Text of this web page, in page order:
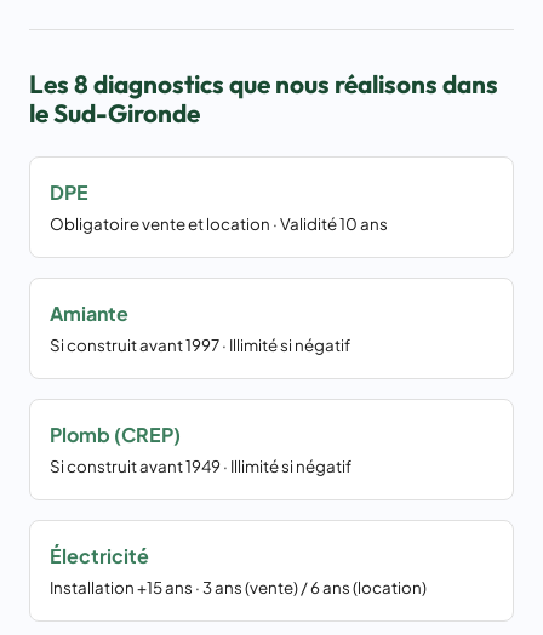
Les 8 diagnostics que nous réalisons dans
le Sud-Gironde
DPE
Obligatoire vente et location · Validité 10 ans
Amiante
Si construit avant 1997 · Illimité si négatif
Plomb (CREP)
Si construit avant 1949 · Illimité si négatif
Électricité
Installation +15 ans · 3 ans (vente) / 6 ans (location)